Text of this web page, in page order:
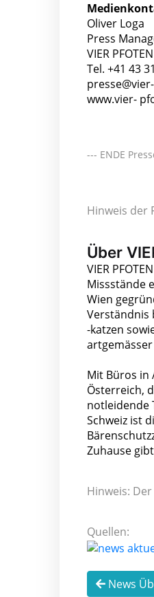
Oliver Loga
Press
VIER
Tel. +41 43
www.vier-
--- ENDE
Hinweis der
Über
VIER
Missstände
Wien
Verständnis
-katzen
Mit Büros in
Österreich,
notleidende
Schweiz ist
Zuhause
Hinweis:
Quellen:
News